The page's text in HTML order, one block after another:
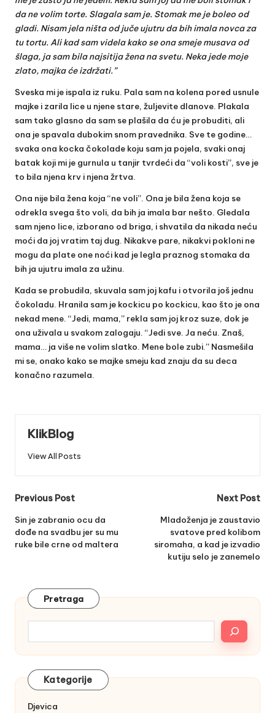
da ne volim torte. Slagala sam je. Stomak me je boleo od
gladi. Nisam jela ništa od juče ujutru da bih imala novca za
tu tortu. Ali kad sam videla kako se ona smeje musava od
šlaga, ja sam bila najsitija žena na svetu. Neka jede moje
zlato, majka će izdržati.”
Sveska mi je ispala iz ruku. Pala sam na kolena pored usnule
majke i zarila lice u njene stare, žuljevite dlanove. Plakala
sam tako glasno da sam se plašila da ću je probuditi, ali
ona je spavala dubokim snom pravednika. Sve te godine…
svaka ona kocka čokolade koju sam ja pojela, svaki onaj
batak koji mi je gurnula u tanjir tvrdeći da “voli kosti”, sve je
to bila njena krv i njena žrtva.
Ona nije bila žena koja “ne voli”. Ona je bila žena koja se
odrekla svega što voli, da bih ja imala bar nešto. Gledala
sam njeno lice, izborano od briga, i shvatila da nikada neću
moći da joj vratim taj dug. Nikakve pare, nikakvi pokloni ne
mogu da plate one noći kad je legla praznog stomaka da
bih ja ujutru imala za užinu.
Kada se probudila, skuvala sam joj kafu i otvorila još jednu
čokoladu. Hranila sam je kockicu po kockicu, kao što je ona
nekad mene. “Jedi, mama,” rekla sam joj kroz suze, dok je
ona uživala u svakom zalogaju. “Jedi sve. Ja neću. Znaš,
mama… ja više ne volim slatko. Mene bole zubi.” Nasmešila
mi se, onako kako se majke smeju kad znaju da su deca
konačno razumela.
KlikBlog
View All Posts
Post
navigation
Previous Post
Sin je zabranio ocu da
dođe na svadbu jer su mu
ruke bile crne od maltera
Next Post
Mladoženja je zaustavio
svatove pred kolibom
siromaha, a kad je izvadio
kutiju selo je zanemelo
Pretraga
Kategorije
Djevica